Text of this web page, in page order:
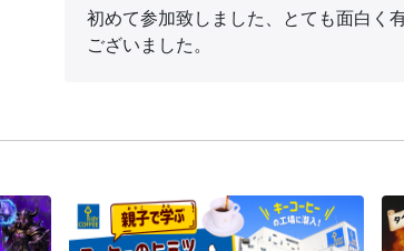
初めて参加致しました、とても面白く
ございました。